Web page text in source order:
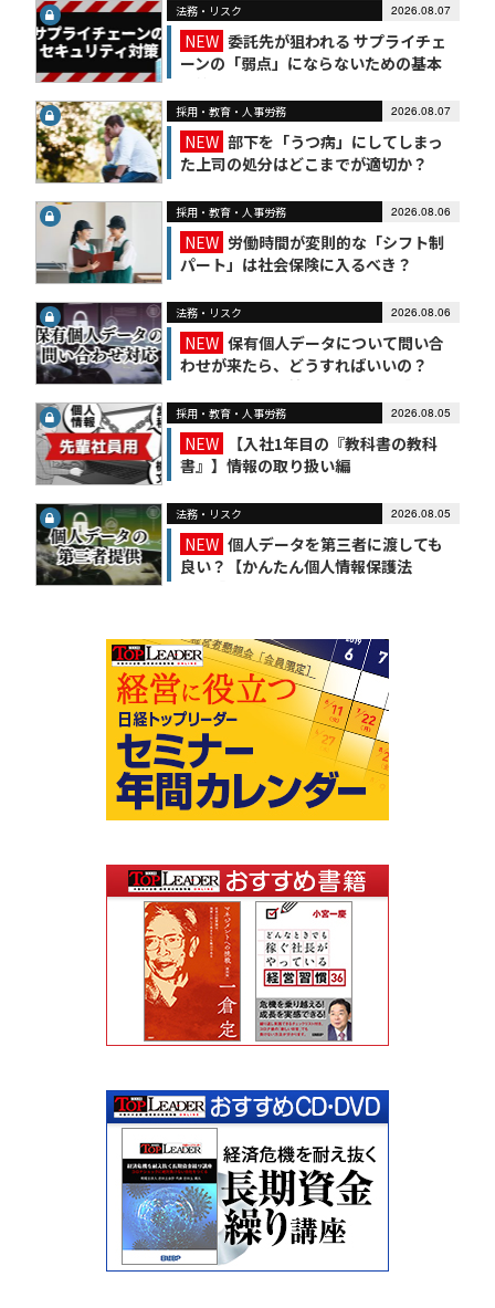
法務・リスク 2026.08.07
NEW 委託先が狙われる サプライチェ
ーンの「弱点」にならないための基本
採用・教育・人事労務 2026.08.07
NEW 部下を「うつ病」にしてしまっ
た上司の処分はどこまでが適切か？
採用・教育・人事労務 2026.08.06
NEW 労働時間が変則的な「シフト制
パート」は社会保険に入るべき？
法務・リスク 2026.08.06
NEW 保有個人データについて問い合
わせが来たら、どうすればいいの？
【かんたん個人情報保護法（7）】
採用・教育・人事労務 2026.08.05
NEW
【入社1年目の『教科書の教科
書』】情報の取り扱い編
法務・リスク 2026.08.05
NEW 個人データを第三者に渡しても
良い？【かんたん個人情報保護法